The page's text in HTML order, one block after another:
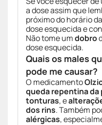
a dose assim que
próximo do horário
dose esquecida e
Não tome umdobro
dose esquecida.
Quais os males
pode me causar?
O medicamento
queda repentina
tonturas, e
dos rins. Também
alérgicas,